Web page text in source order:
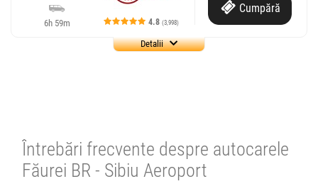
6h 59m 4.8 (3,998)
Cumpără
Detalii
Se pot face rezervări cu minim o oră înainte de îmbarcare.
14:30 Făurei Intersectie DN
Întrebări frecvente despre autocarele
Făurei BR - Sibiu Aeroport